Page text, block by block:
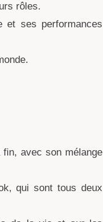
rôles.
et ses performances
avec son mélange
qui sont tous deux